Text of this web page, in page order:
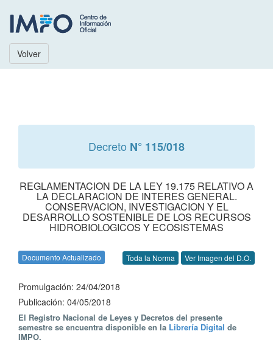
Volver
Decreto N° 115/018
REGLAMENTACION DE LA LEY 19.175 RELATIVO A
LA DECLARACION DE INTERES GENERAL.
CONSERVACION, INVESTIGACION Y EL
DESARROLLO SOSTENIBLE DE LOS RECURSOS
HIDROBIOLOGICOS Y ECOSISTEMAS
Documento Actualizado Toda la Norma Ver Imagen del D.O.
Promulgación: 24/04/2018
Publicación: 04/05/2018
El Registro Nacional de Leyes y Decretos del presente
semestre se encuentra disponible en la Librería Digital de
IMPO.